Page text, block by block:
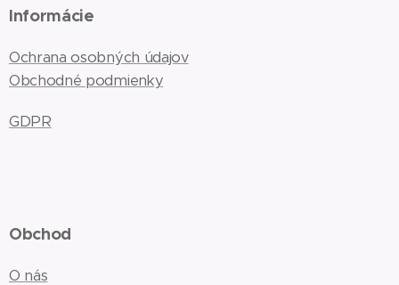
Informácie
Ochrana osobných údajov
Obchodné podmienky
GDPR
Obchod
O nás